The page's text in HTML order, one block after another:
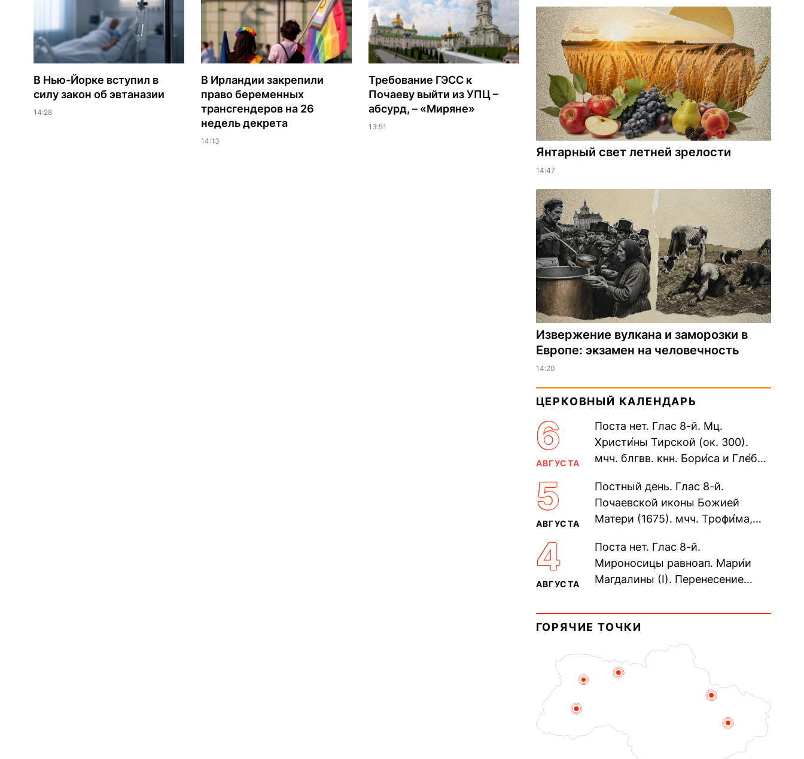
В Нью-Йорке вступил в
силу закон об эвтаназии
14:28
В Ирландии закрепили
право беременных
трансгендеров на 26
недель декрета
14:13
Требование ГЭСС к
Почаеву выйти из УПЦ –
абсурд, – «Миряне»
13:51
Янтарный свет летней зрелости
14:47
Извержение вулкана и заморозки в
Европе: экзамен на человечность
14:20
ЦЕРКОВНЫЙ КАЛЕНДАРЬ
6
АВГУСТА
Поста нет. Глас 8-й. Мц.
Христи́ны Тирской (ок. 300).
мчч. блгвв. кнн. Бори́са и Гле́ба,
Дави́да (1015). Прп....
5
АВГУСТА
Постный день. Глас 8-й.
Почаевской иконы Божией
Матери (1675). мчч. Трофи́ма,
мучеников (284–305). прав.
воина Фео́дора...
4
АВГУСТА
Поста нет. Глас 8-й.
Мироносицы равноап. Мари́и
Магдалины (I). Перенесение
Синопского (403–404). Прп.
Корни́лия...
ГОРЯЧИЕ ТОЧКИ